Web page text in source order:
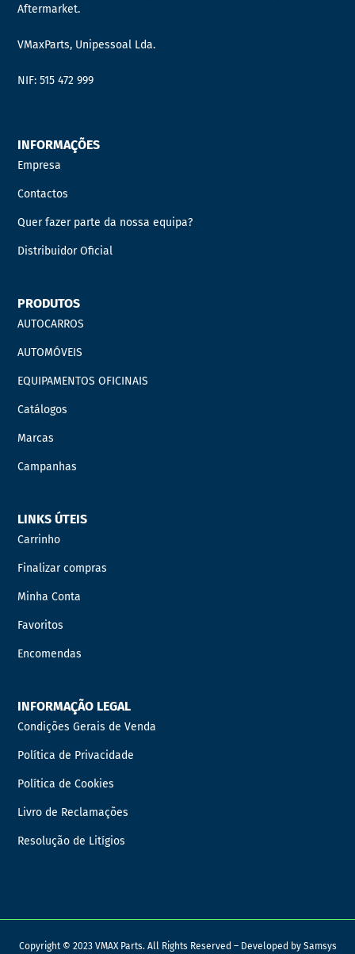
Aftermarket.
VMaxParts, Unipessoal Lda.
NIF: 515 472 999
INFORMAÇÕES
Empresa
Contactos
Quer fazer parte da nossa equipa?
Distribuidor Oficial
PRODUTOS
AUTOCARROS
AUTOMÓVEIS
EQUIPAMENTOS OFICINAIS
Catálogos
Marcas
Campanhas
LINKS ÚTEIS
Carrinho
Finalizar compras
Minha Conta
Favoritos
Encomendas
INFORMAÇÃO LEGAL
Condições Gerais de Venda
Política de Privacidade
Política de Cookies
Livro de Reclamações
Resolução de Litígios
Copyright © 2023 VMAX Parts. All Rights Reserved – Developed by Samsys